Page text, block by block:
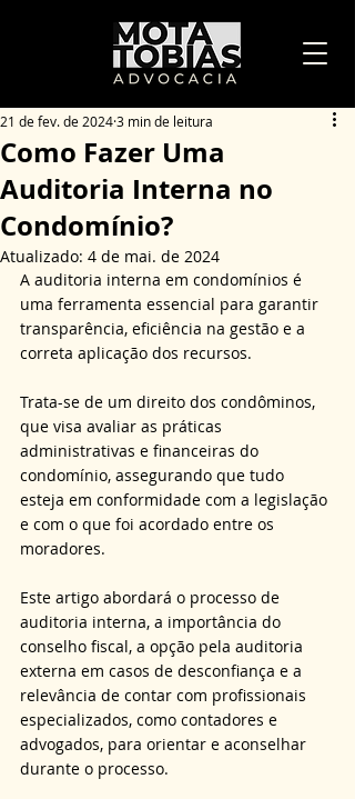
Como Fazer Uma
Auditoria Interna no
Condomínio?
21 de fev. de 20243 min de leitura
Atualizado: 4 de mai. de 2024
A auditoria interna em condomínios é
uma ferramenta essencial para garantir
transparência, eficiência na gestão e a
correta aplicação dos recursos.
Trata-se de um direito dos condôminos,
que visa avaliar as práticas
administrativas e financeiras do
condomínio, assegurando que tudo
esteja em conformidade com a legislação
e com o que foi acordado entre os
moradores.
Este artigo abordará o processo de
auditoria interna, a importância do
conselho fiscal, a opção pela auditoria
externa em casos de desconfiança e a
relevância de contar com profissionais
especializados, como contadores e
advogados, para orientar e aconselhar
durante o processo.